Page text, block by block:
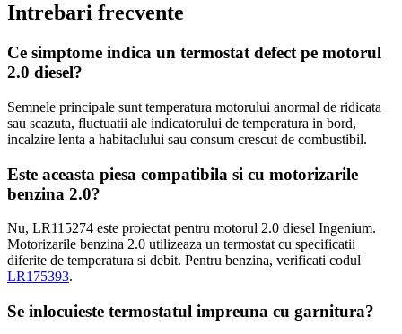
Intrebari frecvente
Ce simptome indica un termostat defect pe motorul
2.0 diesel?
Semnele principale sunt temperatura motorului anormal de ridicata
sau scazuta, fluctuatii ale indicatorului de temperatura in bord,
incalzire lenta a habitaclului sau consum crescut de combustibil.
Este aceasta piesa compatibila si cu motorizarile
benzina 2.0?
Nu, LR115274 este proiectat pentru motorul 2.0 diesel Ingenium.
Motorizarile benzina 2.0 utilizeaza un termostat cu specificatii
diferite de temperatura si debit. Pentru benzina, verificati codul
LR175393.
Se inlocuieste termostatul impreuna cu garnitura?